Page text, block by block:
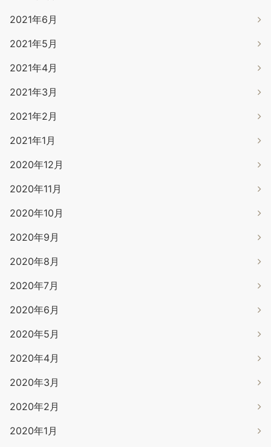
2021年6月
2021年5月
2021年4月
2021年3月
2021年2月
2021年1月
2020年12月
2020年11月
2020年10月
2020年9月
2020年8月
2020年7月
2020年6月
2020年5月
2020年4月
2020年3月
2020年2月
2020年1月